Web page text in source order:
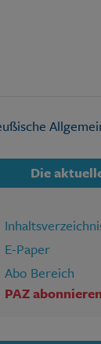
Die
E-Paper
Abo Bereich
PAZ abonnieren